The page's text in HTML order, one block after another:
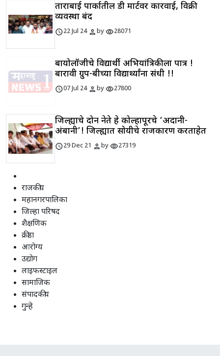
ताराबाई पार्कातील डी मार्टवर कारवाई, विक्री
व्यवस्था बंद
schedule22 Jul 24 personbyvisibility28071
बायोलॉजीचे विद्यार्थी अभियांत्रिकीला पात्र !
बारावी ग्रुप-बीच्या विद्यार्थ्यांना संधी !!
schedule07 Jul 24 personbyvisibility27800
जिल्ह्याचे दोन नेते हे कोल्हापूरचे ‘अदानी-
अंबानी’! जिल्ह्यात सोयीचे राजकारण करताहेत
schedule29 Dec 21 personbyvisibility27319
राजकीय
महानगरपालिका
जिल्हा परिषद
शैक्षणिक
क्रीडा
आरोग्य
उद्योग
लाइफस्टाइल
सामाजिक
संपादकीय
गुन्हे